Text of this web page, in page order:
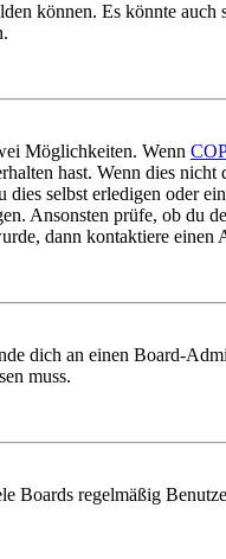
können. Es könnte auch
Möglichkeiten. Wenn
hast. Wenn dies
selbst erledigen oder
Ansonsten prüfe, ob du
dann kontaktiere einen
dich an einen Board-
muss.
Boards regelmäßig